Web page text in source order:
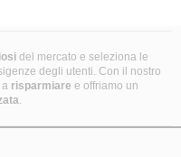
del mercato e seleziona le
degli utenti. Con il nostro
a risparmiare e offriamo un
.